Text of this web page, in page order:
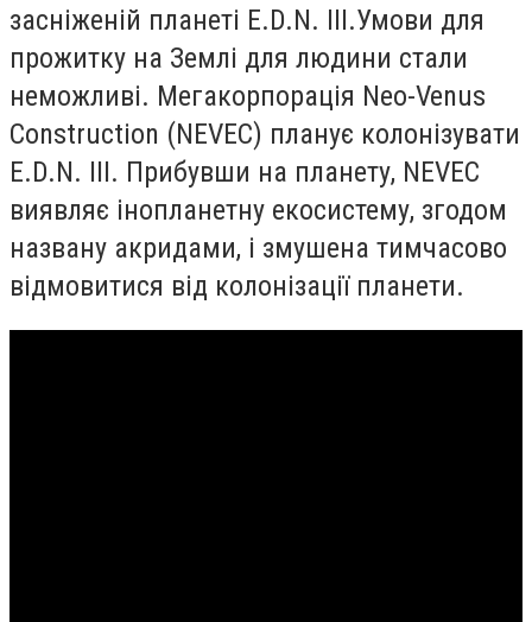
засніженій планеті E.D.N. III.Умови для
прожитку на Землі для людини стали
неможливі. Мегакорпорація Neo-Venus
Construction (NEVEC) планує колонізувати
E.D.N. III. Прибувши на планету, NEVEC
виявляє інопланетну екосистему, згодом
названу акридами, і змушена тимчасово
відмовитися від колонізації планети.